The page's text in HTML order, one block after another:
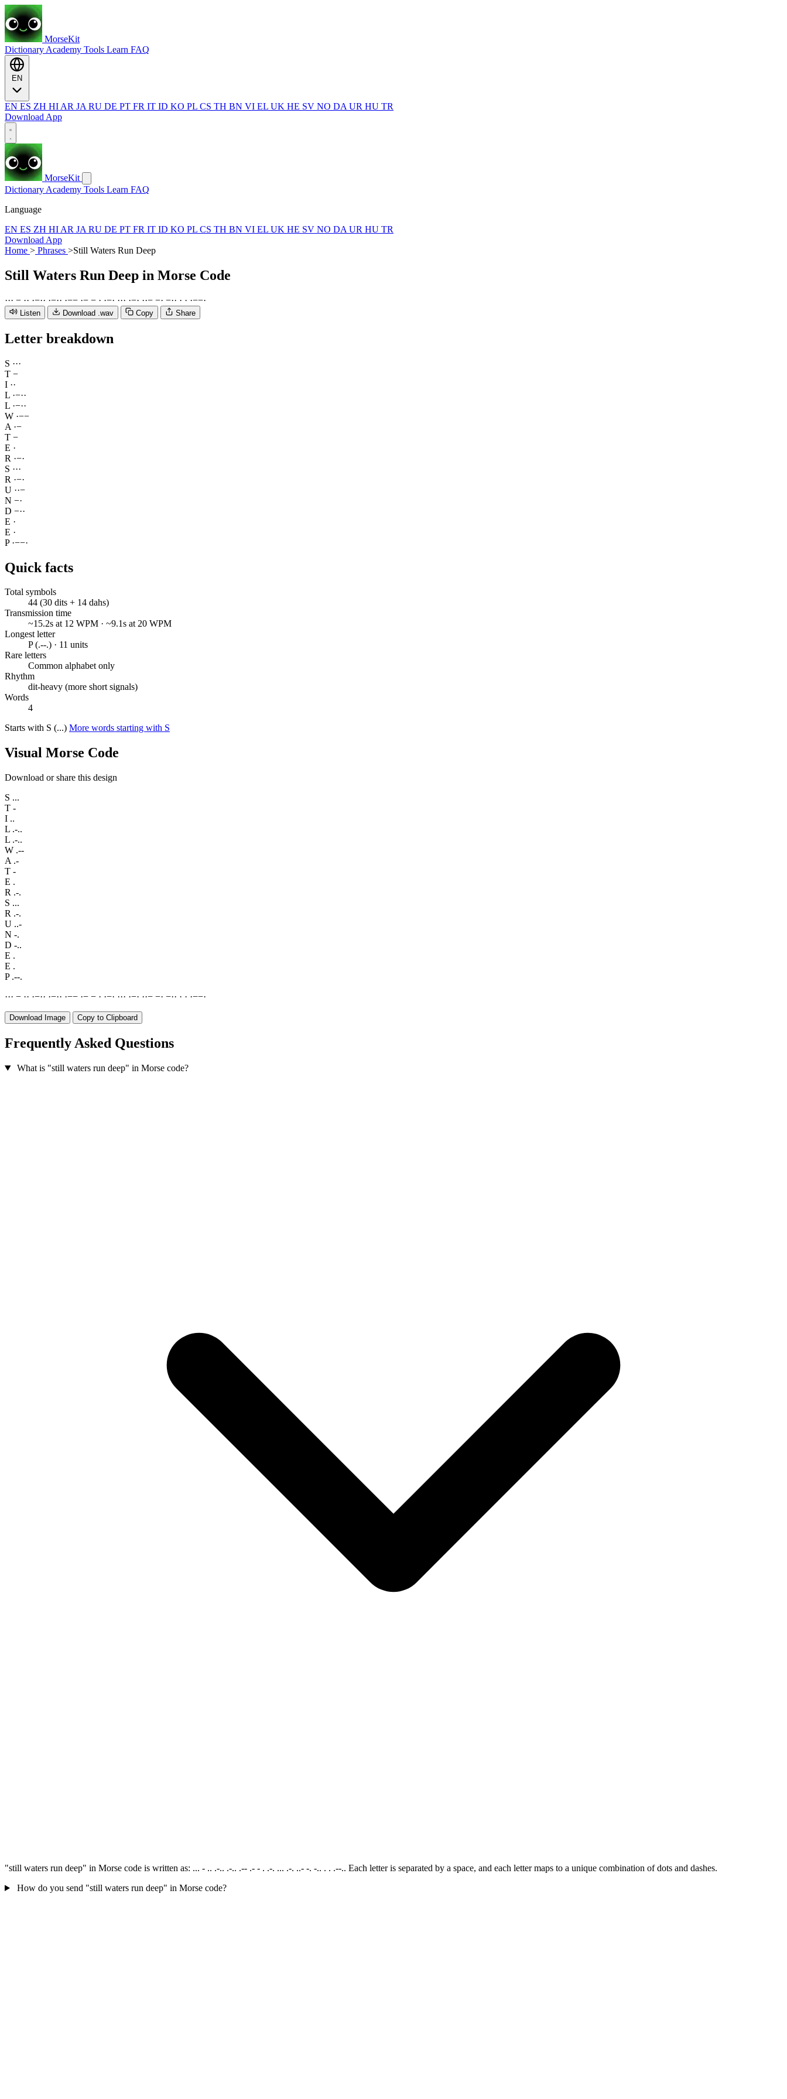
MorseKit
Dictionary Academy Tools Learn FAQ
EN ES ZH HI AR JA RU DE PT FR IT ID KO PL CS TH BN VI EL UK HE SV NO DA UR HU TR
Download App
MorseKit
Dictionary Academy Tools Learn FAQ
Language
EN ES ZH HI AR JA RU DE PT FR IT ID KO PL CS TH BN VI EL UK HE SV NO DA UR HU TR
Download App
Home > Phrases >Still Waters Run Deep
Still Waters Run Deep in Morse Code
··· − ·· ·−·· ·−·· ·−− ·− − · ·−· ··· ·−· ··− −· −·· · · ·−−·
Listen Download .wav Copy Share
Letter breakdown
S ···
T −
I ··
L ·−··
L ·−··
W ·−−
A ·−
T −
E ·
R ·−·
S ···
R ·−·
U ··−
N −·
D −··
E ·
E ·
P ·−−·
Quick facts
Total symbols
44 (30 dits + 14 dahs)
Transmission time
~15.2s at 12 WPM · ~9.1s at 20 WPM
Longest letter
P (.--.) · 11 units
Rare letters
Common alphabet only
Rhythm
dit-heavy (more short signals)
Words
4
Starts with S (...) More words starting with S
Visual Morse Code
Download or share this design
S ...
T -
I ..
L .-..
L .-..
W .--
A .-
T -
E .
R .-.
S ...
R .-.
U ..-
N -.
D -..
E .
E .
P .--.
··· − ·· ·−·· ·−·· ·−− ·− − · ·−· ··· ·−· ··− −· −·· · · ·−−·
Download Image Copy to Clipboard
Frequently Asked Questions
What is "still waters run deep" in Morse code?
"still waters run deep" in Morse code is written as: ... - .. .-.. .-.. .-- .- - . .-. ... .-. ..- -. -.. . . .--.. Each letter is separated by a space, and each letter maps to a unique combination of dots and dashes.
How do you send "still waters run deep" in Morse code?